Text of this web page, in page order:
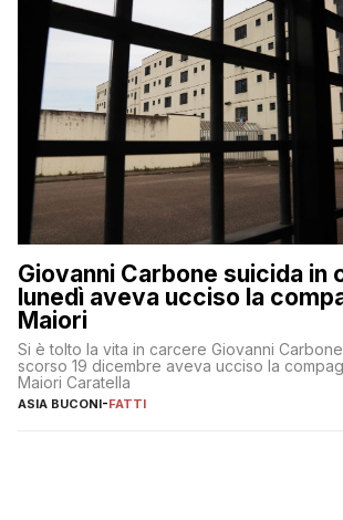
Giovanni Carbone suicida in
lunedì aveva ucciso la
Maiori
Si è tolto la vita in carcere Giovanni
scorso 19 dicembre aveva ucciso la
Maiori Caratella
ASIA BUCONI-FATTI